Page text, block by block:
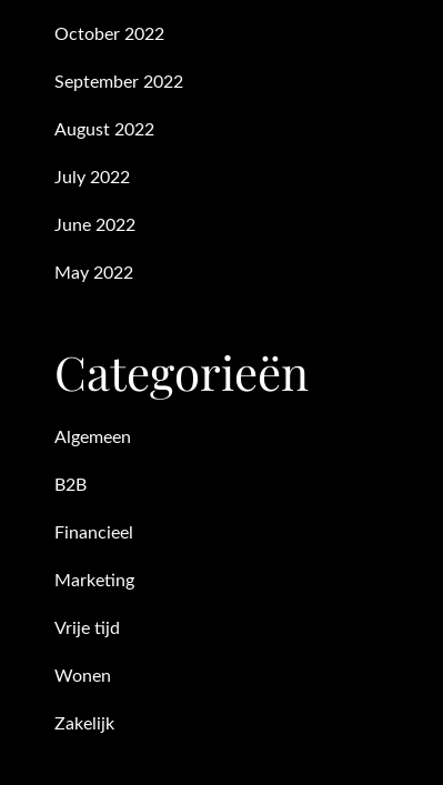
October 2022
September 2022
August 2022
July 2022
June 2022
May 2022
Categorieën
Algemeen
B2B
Financieel
Marketing
Vrije tijd
Wonen
Zakelijk